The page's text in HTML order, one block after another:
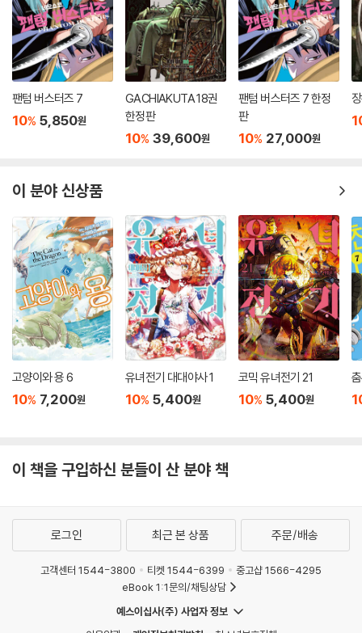
팬텀 버스터즈 7
10% 5,850원
GACHIAKUTA 18권
한정판
10% 39,600원
팬텀 버스터즈 7 한정
판
10% 27,000원
이 분야 신상품
고양이와 용 6
10% 7,200원
유녀전기 대대야사 1
10% 5,400원
코믹 유녀전기 21
10% 5,400원
이 책을 구입하신 분들이 산 분야 책
로그인 최근 본 상품 주문/배송
고객센터 1544-3800 티켓 1544-6399
중고샵 1566-4295
eBook 1:1문의/채팅상담
예스이십사(주) 사업자 정보